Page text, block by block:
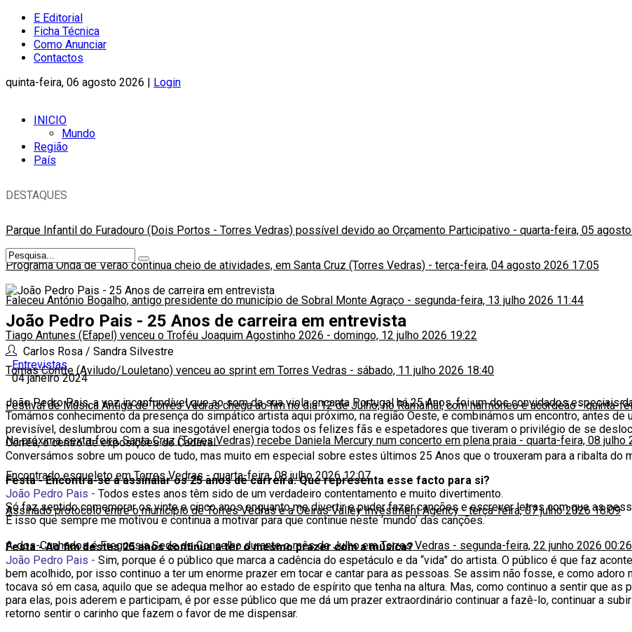
E Editorial
Ficha Técnica
Como Anunciar
Contactos
quinta-feira, 06 agosto 2026 | Login
INICIO
Mundo
Região
País
DESTAQUES
Parque Infantil do Furadouro (Dois Portos - Torres Vedras) possível devido ao Orçamento Participativo - quarta-feira, 05
Programa Onda de Verão continua cheio de atividades, em Santa Cruz (Torres Vedras) - terça-feira, 04 agosto 2026 17:05
Faleceu António Bogalho, antigo presidente do município de Sobral Monte Agraço - segunda-feira, 13 julho 2026 11:44
Tiago Antunes (Efapel) venceu o Troféu Joaquim Agostinho 2026 - domingo, 12 julho 2026 19:22
Tomas Contte (Aviludo/Louletano) venceu ao sprint em Torres Vedras - sábado, 11 julho 2026 18:40
Festival de Música Antiga de Torres Vedras chega ao fim no dia 12 de Julho, no Ramalhal, com harmóneo e acordeão-quinta-
Na próxima sexta-feira, Santa Cruz (Torres Vedras) recebe Daniela Mercury num concerto em plena praia - quarta-feira, 08 julho
Encontrado esqueleto em Torres Vedras -quarta-feira, 08 julho 2026 12:07
Assinado protocolo entre o município de Torres Vedras e a Oeiras Valley Investment Agency-terça-feira, 07 julho 2026 18:09
A-dos-Cunhados é Freguesia Sede de Concelho durante o mês de Julho em Torres Vedras - segunda-feira, 22 junho 2026 00:26
João Pedro Pais - 25 Anos de carreira em entrevista
Carlos Rosa / Sandra Silvestre
Entrevistas
04 janeiro 2024
João Pedro Pais, a voz inconfundível que ao som da sua viola encanta Portugal há 25 Anos, foi um dos convidados especiais
Tomámos conhecimento da presença do simpático artista aqui próximo, na região Oeste, e combinámos um encontro, antes de
previsível, deslumbrou com a sua inesgotável energia todos os felizes fãs e espetadores que tiveram o privilégio de se
Corrêa, o centro de exposições do Cadaval.
Conversámos sobre um pouco de tudo, mas muito em especial sobre estes últimos 25 Anos que o trouxeram para a ribalta do
Festa - Encontra-se a assinalar os 25 anos de carreira. Que representa esse facto para si?
João Pedro Pais - Todos estes anos têm sido de um verdadeiro contentamento e muito divertimento.
Só faz sentido comemorar os vinte e cinco anos enquanto me divertir e puder fazer canções e escrever letras com que as
É isso que sempre me motivou e continua a motivar para que continue neste ‘mundo’ das canções.
Festa - Ao fim destes 25 anos continua a ter o mesmo prazer com a música?
João Pedro Pais - Sim, porque é o público que marca a cadência do espetáculo e da “vida” do artista. O público é que faz
bem acolhido, por isso continuo a ter um enorme prazer em tocar e cantar para as pessoas. Se assim não fosse, e como adoro
tocava só em casa, aquilo que se adequa melhor ao estado de espírito que tenha na altura. Mas, como continuo a sentir que
para elas, pois aderem e participam, é por esse público que me dá um prazer extraordinário continuar a fazê-lo, continuar a
retorno sentir o carinho que fazem o favor de me dispensar.